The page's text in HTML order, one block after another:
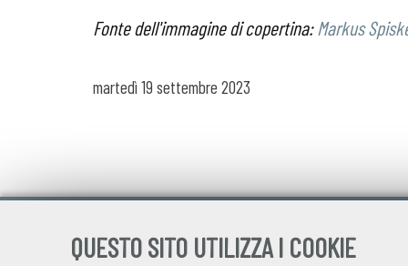
QUESTO SITO UTILIZZA I COOKIE
Fonte dell'immagine di copertina:Markus
martedì 19 settembre 2023